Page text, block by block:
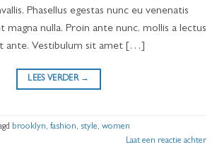
Phasellus egestas nunc eu venenatis
magna nulla. Proin ante nunc, mollis a lectus
ante. Vestibulum sit amet […]
LEES VERDER →
brooklyn, fashion, style, women
Laat een reactie achter